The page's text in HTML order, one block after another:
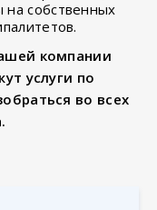
собственных
компании
услуги по
во всех